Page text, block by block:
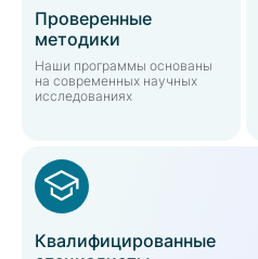
Проверенные
методики
Наши программы основаны
на современных научных
исследованиях
Квалифицированные